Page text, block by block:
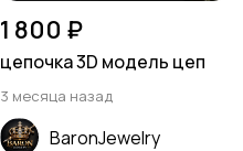
1 800 ₽
цепочка 3D модель цеп
3 месяца назад
BaronJewelry